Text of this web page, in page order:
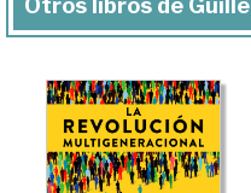
Otros libros de